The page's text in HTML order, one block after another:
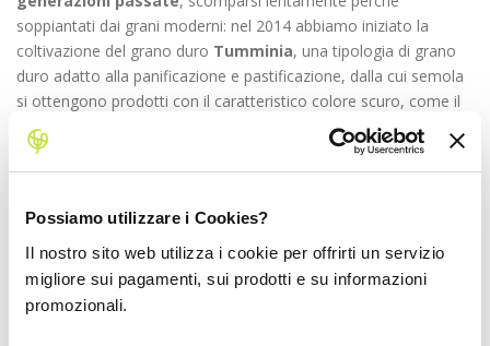
Possiamo utilizzare i Cookies?
Il nostro sito web utilizza i cookie per offrirti un servizio
migliore sui pagamenti, sui prodotti e su informazioni
promozionali.
soppiantati dai grani moderni: nel 2014 abbiamo iniziato la
coltivazione del grano duro Tumminia, una tipologia di grano
duro adatto alla panificazione e pastificazione, dalla cui semola
si ottengono prodotti con il caratteristico colore scuro, come il
pane nero di Castelvetrano. Oltre alla varietà Tumminia, ci
siamo dedicati al
la coltivazione del grano teneroMaiorca
antica varietà di grano tenero siciliano storicamente utilizzata
la coltivazione diPerciasacchi, varietà di grano duro antica
locale. Sichiama così perché “perciava” (bucava) i sacchi per la
sua forma allungata.Entrambi i grani hanno sapori e aromi
unici,con un glutine con caratteristiche diverse dai grani